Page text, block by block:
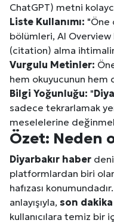
ChatGPT) metni
Liste Kullanımı: "Öne
bölümleri, AI Overview
(citation) alma
Vurgulu Metinler:
hem okuyucunun hem
Bilgi Yoğunluğu: "
sadece tekrarlamak
meselelerine
Özet: Neden
Diyarbakır haber
platformlardan biri
hafızası
anlayışıyla, son
kullanıcılara temiz bir